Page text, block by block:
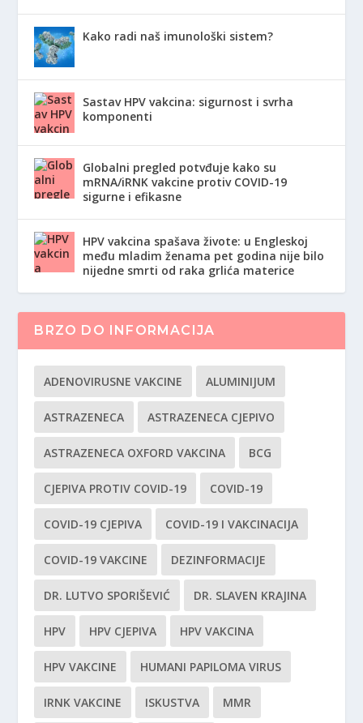
Kako radi naš imunološki sistem?
Sastav HPV vakcina: sigurnost i svrha
komponenti
Globalni pregled potvđuje kako su
mRNA/iRNK vakcine protiv COVID-19
sigurne i efikasne
HPV vakcina spašava živote: u Engleskoj
među mladim ženama pet godina nije bilo
nijedne smrti od raka grlića materice
BRZO DO INFORMACIJA
ADENOVIRUSNE VAKCINE ALUMINIJUM
ASTRAZENECA ASTRAZENECA CJEPIVO
ASTRAZENECA OXFORD VAKCINA BCG
CJEPIVA PROTIV COVID-19 COVID-19
COVID-19 CJEPIVA COVID-19 I VAKCINACIJA
COVID-19 VAKCINE DEZINFORMACIJE
DR. LUTVO SPORIŠEVIĆ DR. SLAVEN KRAJINA
HPV HPV CJEPIVA HPV VAKCINA
HPV VAKCINE HUMANI PAPILOMA VIRUS
IRNK VAKCINE ISKUSTVA MMR